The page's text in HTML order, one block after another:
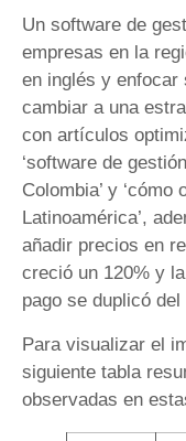
Un software de
empresas en la
en inglés y enfocar
cambiar a una
con artículos
‘software de
Colombia’ y
Latinoamérica’,
añadir precios en
creció un 120% y
pago se duplicó
Para visualizar el
siguiente tabla
observadas en